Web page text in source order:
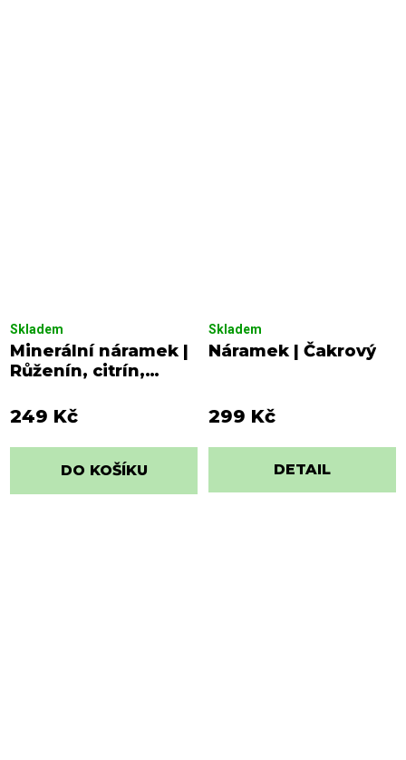
Minerální náramek |
Růženín, citrín,
Skladem
249 Kč
DO KOŠÍKU
Náramek | Čakrový
Skladem
299 Kč
DETAIL